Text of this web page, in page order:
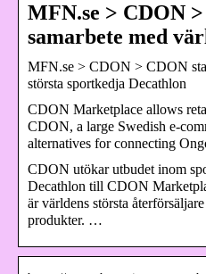
MFN.se > CDON
samarbete med
MFN.se > CDON > CDON
största sportkedja Decathlon
CDON Marketplace allows
CDON, a large Swedish e-
alternatives for connecting
CDON utökar utbudet inom
Decathlon till CDON
är världens största
produkter. …